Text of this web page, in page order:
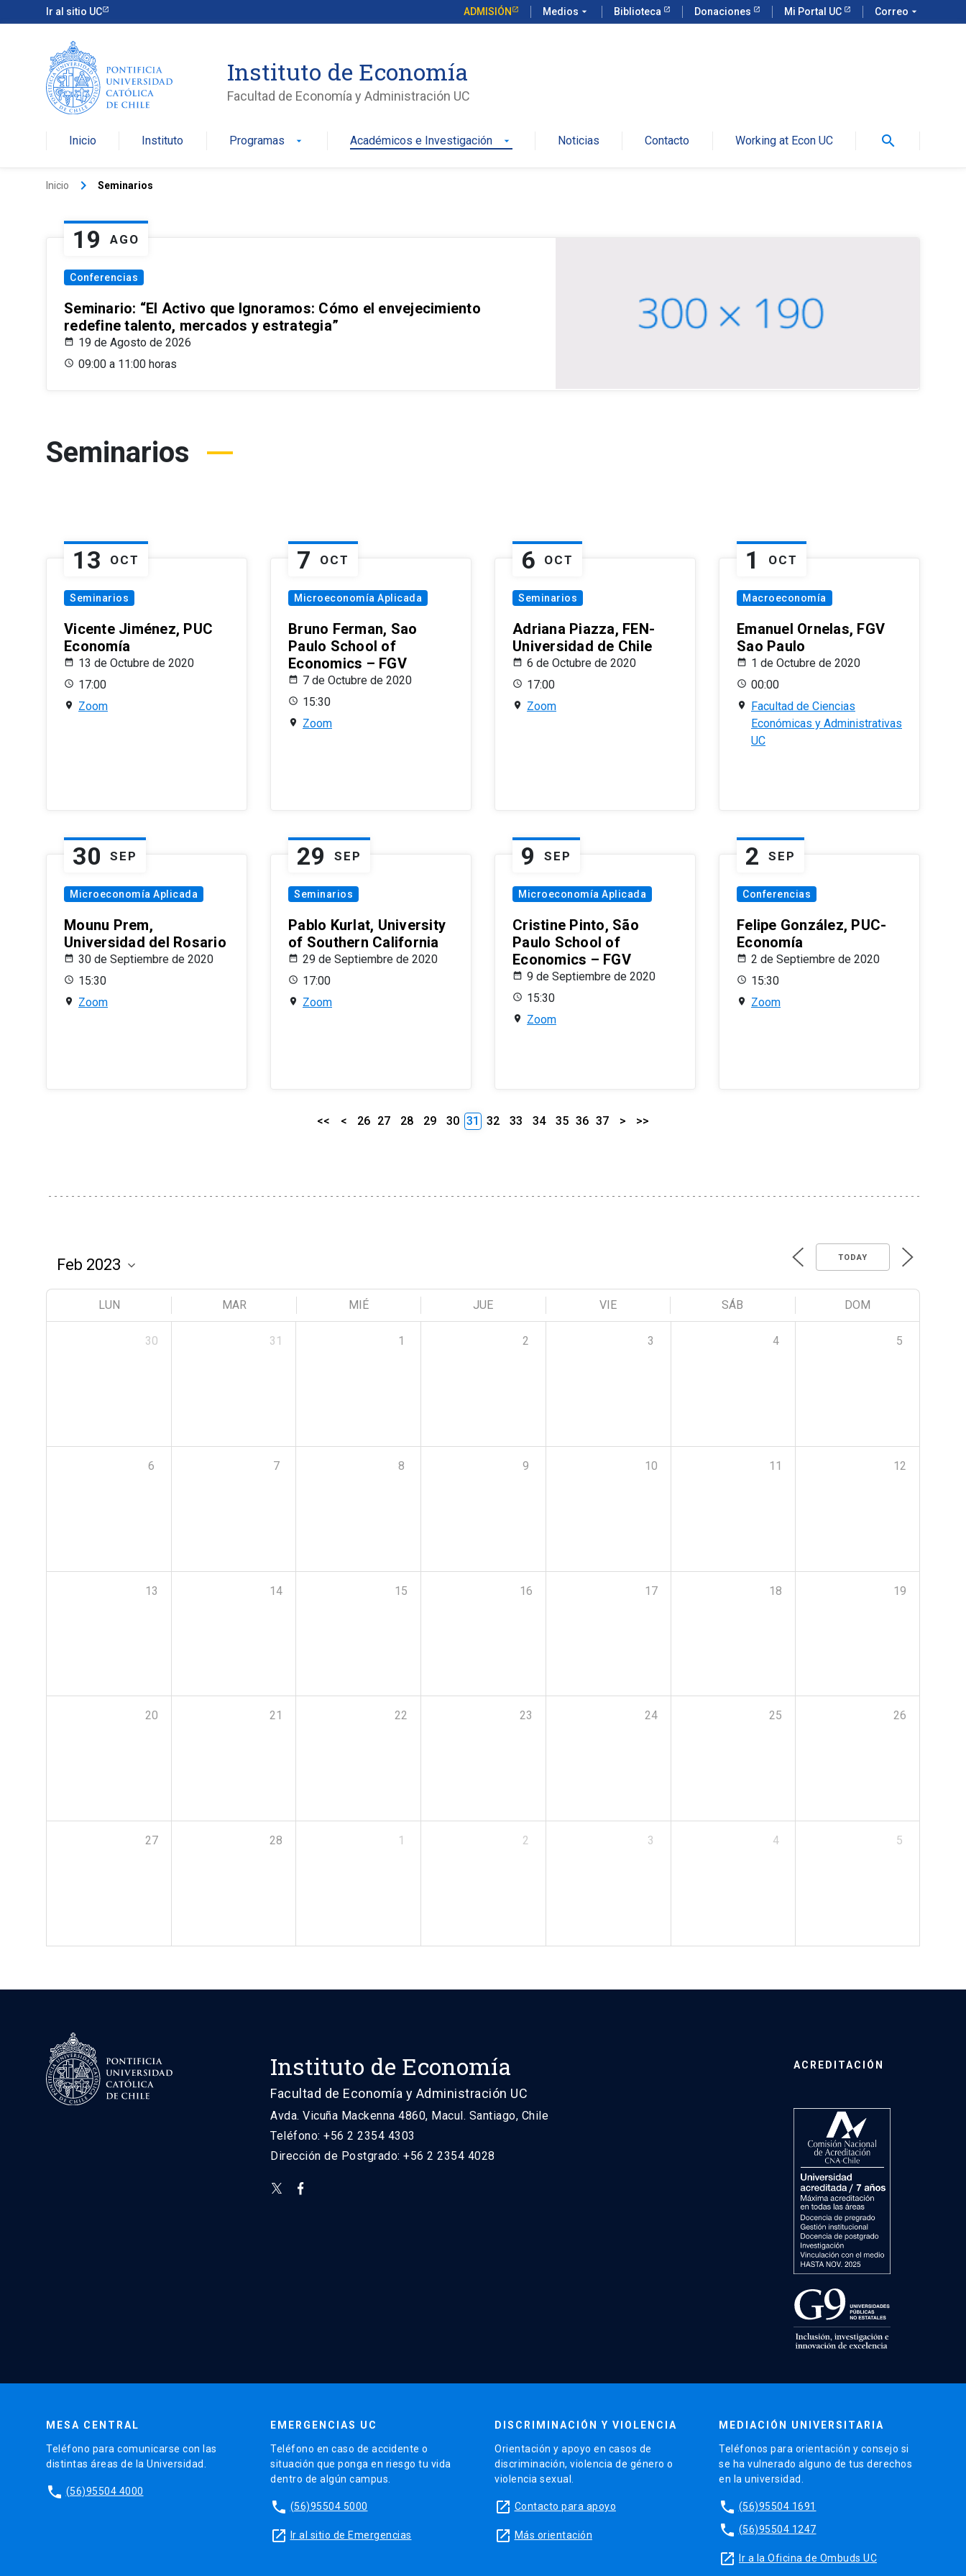
Ir al sitio UC ADMISIÓN Medios arrow_drop_down Biblioteca Donaciones Mi Portal UC Correo arrow_drop_down
Instituto de Economía
Facultad de Economía y Administración UC
Inicio Instituto Programas arrow_drop_down Académicos e Investigación arrow_drop_down Noticias Contacto Working at Econ UC search
Inicio keyboard_arrow_right Seminarios
19 AGO
Conferencias
Seminario: “El Activo que Ignoramos: Cómo el envejecimiento
redefine talento, mercados y estrategia”
19 de Agosto de 2026
09:00 a 11:00 horas
Seminarios
13 OCT
Seminarios
Vicente Jiménez, PUC
Economía
13 de Octubre de 2020
17:00
Zoom
7 OCT
Microeconomía Aplicada
Bruno Ferman, Sao
Paulo School of
Economics – FGV
7 de Octubre de 2020
15:30
Zoom
6 OCT
Seminarios
Adriana Piazza, FEN-
Universidad de Chile
6 de Octubre de 2020
17:00
Zoom
1 OCT
Macroeconomía
Emanuel Ornelas, FGV
Sao Paulo
1 de Octubre de 2020
00:00
Facultad de Ciencias
Económicas y Administrativas
UC
30 SEP
Microeconomía Aplicada
Mounu Prem,
Universidad del Rosario
30 de Septiembre de 2020
15:30
Zoom
29 SEP
Seminarios
Pablo Kurlat, University
of Southern California
29 de Septiembre de 2020
17:00
Zoom
9 SEP
Microeconomía Aplicada
Cristine Pinto, São
Paulo School of
Economics – FGV
9 de Septiembre de 2020
15:30
Zoom
2 SEP
Conferencias
Felipe González, PUC-
Economía
2 de Septiembre de 2020
15:30
Zoom
<< < 26 27 28 29 30 31 32 33 34 35 36 37 > >>
TODAY
LUN MAR MIÉ JUE VIE SÁB DOM
30 31 1 2 3 4 5
6 7 8 9 10 11 12
13 14 15 16 17 18 19
20 21 22 23 24 25 26
27 28 1 2 3 4 5
Instituto de Economía
Facultad de Economía y Administración UC
Avda. Vicuña Mackenna 4860, Macul. Santiago, Chile
Teléfono: +56 2 2354 4303
Dirección de Postgrado: +56 2 2354 4028
ACREDITACIÓN
MESA CENTRAL
Teléfono para comunicarse con las
distintas áreas de la Universidad.
phone (56)95504 4000
EMERGENCIAS UC
Teléfono en caso de accidente o
situación que ponga en riesgo tu vida
dentro de algún campus.
phone (56)95504 5000
launch Ir al sitio de Emergencias
DISCRIMINACIÓN Y VIOLENCIA
Orientación y apoyo en casos de
discriminación, violencia de género o
violencia sexual.
launch Contacto para apoyo
launch Más orientación
MEDIACIÓN UNIVERSITARIA
Teléfonos para orientación y consejo si
se ha vulnerado alguno de tus derechos
en la universidad.
phone (56)95504 1691
phone (56)95504 1247
launch Ir a la Oficina de Ombuds UC